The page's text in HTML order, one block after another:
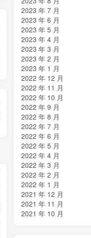
（11394期）2024视频号直播教程：视频号如何赚钱详细教学，一场直播30w营业额（37节）
2023 年 7 月
2023 年 6 月
2023 年 5 月
2023 年 4 月
2023 年 3 月
2023 年 2 月
2023 年 1 月
2022 年 12 月
2022 年 11 月
2022 年 10 月
2022 年 9 月
2022 年 8 月
2022 年 7 月
2022 年 6 月
2022 年 5 月
2022 年 4 月
2022 年 3 月
2022 年 2 月
2022 年 1 月
2021 年 12 月
2021 年 11 月
2021 年 10 月